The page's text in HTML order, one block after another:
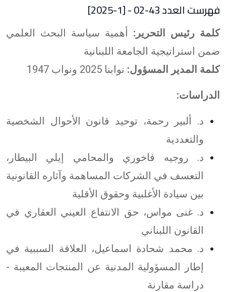
فهرست العدد 43-02 - [1-2025]
كلمة رئيس التحرير: أهمية سياسة البحث العلمي
ضمن استراتيجية الجامعة اللبنانية
كلمة المدير المسؤول: نوابنا 2025 ونواب 1947
الدراسات:
د. ألبير رحمة، توحيد قانون الأحوال الشخصية
والتعددية
د. روجيه فاخوري والمحامي إيلي البيطار،
التعسف في الشركات المساهمة وآثاره القانونية
بين سيادة الأغلبية وحقوق الأقلية
د. غنى مواس، حق الانتفاع العيني العقاري في
القانون اللبناني
د. محمد شحادة اسماعيل، العلاقة السببية في
إطار المسؤولية المدنية عن المنتجات المعيبة -
دراسة مقارنة